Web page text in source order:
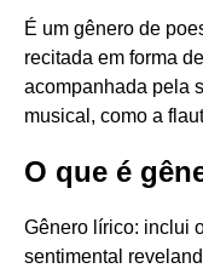
É um gênero de
recitada em forma
acompanhada pela
musical, como a
O que é
Gênero lírico: inclui
sentimental